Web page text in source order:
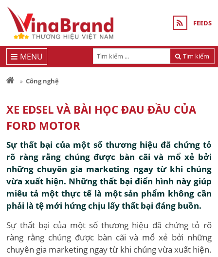
FEEDS
Tìm kiếm
MENU
Công nghệ
XE EDSEL VÀ BÀI HỌC ĐAU ĐẦU CỦA
FORD MOTOR
Sự thất bại của một số thương hiệu đã chứng tỏ
rõ ràng rằng chúng được bàn cãi và mổ xẻ bởi
những chuyên gia marketing ngay từ khi chúng
vừa xuất hiện. Những thất bại điển hình này giúp
miêu tả một thực tế là một sản phẩm không cần
phải là tệ mới hứng chịu lấy thất bại đáng buồn.
Sự thất bại của một số thương hiệu đã chứng tỏ rõ
ràng rằng chúng được bàn cãi và mổ xẻ bởi những
chuyên gia marketing ngay từ khi chúng vừa xuất hiện.